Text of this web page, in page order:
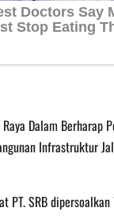
Dalam Berharap
Infrastruktur
PT. SRB